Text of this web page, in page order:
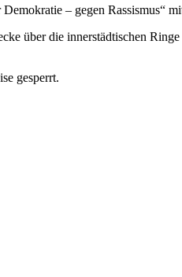
– gegen Rassismus“
über die innerstädtischen
gesperrt.